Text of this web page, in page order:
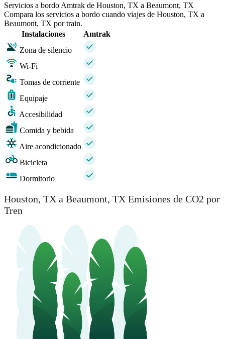
Servicios a bordo Amtrak de Houston, TX a Beaumont, TX
Compara los servicios a bordo cuando viajes de Houston, TX a
Beaumont, TX por train.
Instalaciones
Amtrak
Zona de silencio
Wi-Fi
Tomas de corriente
Equipaje
Accesibilidad
Comida y bebida
Aire acondicionado
Bicicleta
Dormitorio
Houston, TX a Beaumont, TX Emisiones de CO2 por
Tren